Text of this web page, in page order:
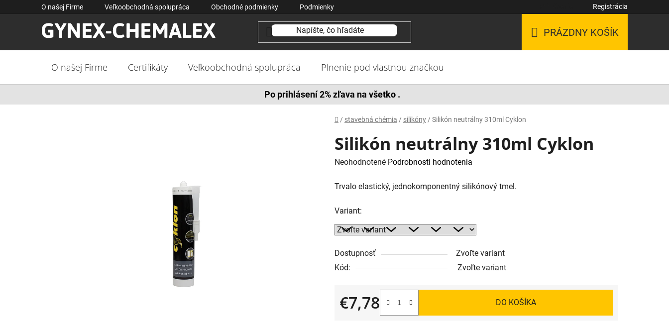
O našej Firme Veľkoobchodná spolupráca Obchodné podmienky Podmienky ochrany osobných údajov Registrácia
PRÁZDNY KOŠÍK
O našej Firme Certifikáty Veľkoobchodná spolupráca Plnenie pod vlastnou značkou
Po prihlásení 2% zľava na všetko .
Domov
/ stavebná chémia / silikóny / Silikón neutrálny 310ml Cyklon
Silikón neutrálny 310ml Cyklon
Priemerné
produktu
0,0
z
hviezdičiek.
Neohodnotené Podrobnosti hodnotenia
Trvalo elastický, jednokomponentný silikónový tmel.
Variant:
Dostupnosť
Zvoľte variant
Kód:
Zvoľte variant
€7,78
Jednotková cena:
DO KOŠÍKA